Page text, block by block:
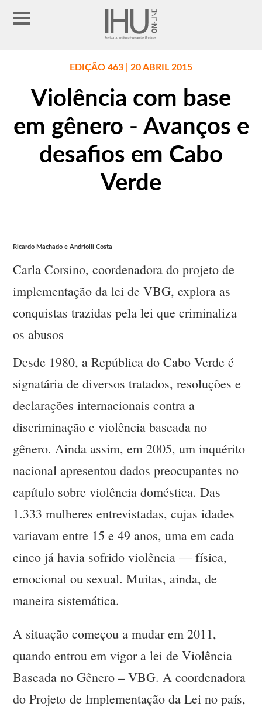
EDIÇÃO 463 | 20 ABRIL 2015
Violência com base
em gênero - Avanços e
desafios em Cabo
Verde
Ricardo Machado e Andriolli Costa
Carla Corsino, coordenadora do projeto de
implementação da lei de VBG, explora as
conquistas trazidas pela lei que criminaliza
os abusos
Desde 1980, a República do Cabo Verde é
signatária de diversos tratados, resoluções e
declarações internacionais contra a
discriminação e violência baseada no
gênero. Ainda assim, em 2005, um inquérito
nacional apresentou dados preocupantes no
capítulo sobre violência doméstica. Das
1.333 mulheres entrevistadas, cujas idades
variavam entre 15 e 49 anos, uma em cada
cinco já havia sofrido violência — física,
emocional ou sexual. Muitas, ainda, de
maneira sistemática.
A situação começou a mudar em 2011,
quando entrou em vigor a lei de Violência
Baseada no Gênero – VBG. A coordenadora
do Projeto de Implementação da Lei no país,